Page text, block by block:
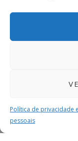
Política de privacidade
pessoais